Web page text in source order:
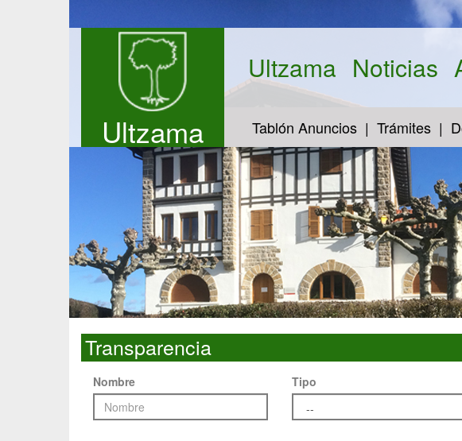
Ultzama
Ultzama Noticias
Tablón Anuncios Trámites
Transparencia
Nombre
Tipo